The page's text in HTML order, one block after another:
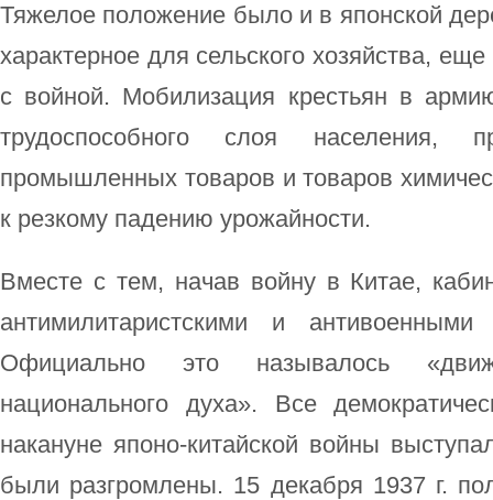
Тяжелое положение было и в японской
характерное для сельского хозяйства,
с войной. Мобилизация крестьян в
трудоспособного слоя населения,
промышленных товаров и товаров
к резкому падению урожайности.
Вместе с тем, начав войну в Китае,
антимилитаристскими и
Официально это называлось
национального духа». Все
накануне японо-китайской войны
были разгромлены. 15 декабря 1937 г.